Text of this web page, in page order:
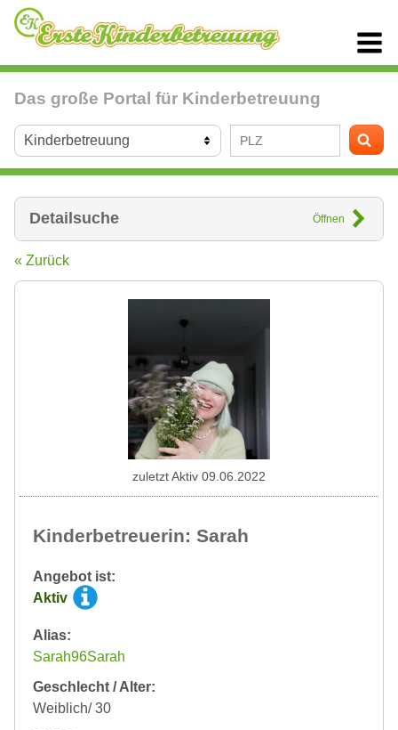
Das große Portal für Kinderbetreuung
Detailsuche Öffnen
« Zurück
Kinderbetreuerin: Sarah
Angebot ist:
Aktiv
Alias:
Sarah96Sarah
Geschlecht / Alter:
Weiblich/ 30
zuletzt Aktiv 09.06.2022